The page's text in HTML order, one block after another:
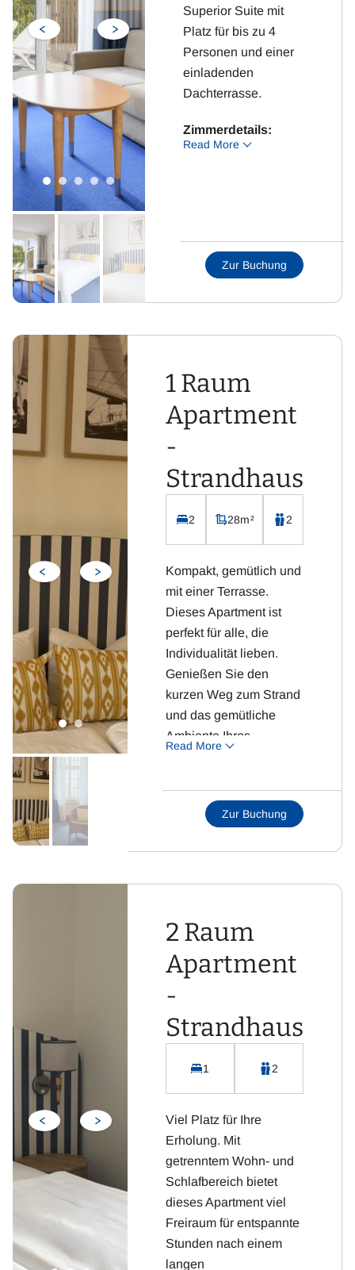
Superior Suite mit
Platz für bis zu 4
Personen und einer
einladenden
Dachterrasse.
Zimmerdetails:
Essbereich
Badezimmer mit WC
mit Sat-TV
Read More
Zur Buchung
1 Raum
Apartment
-
Strandhaus
2 28m² 2
Kompakt, gemütlich und
mit einer Terrasse.
Dieses Apartment ist
perfekt für alle, die
Individualität lieben.
Genießen Sie den
kurzen Weg zum Strand
und das gemütliche
Ambiente Ihres
Zimmerdetails:
1 Schlafzimmer mit
Doppelbett
Dusche
Flachbild-Fernseher mit
Sat-TV
Integrierte Küchenzeile
inklusive Kühlschrank,
Kaffeemaschine,
Terrasse
Highlight: Direkte Lage
an der
Strandpromenade und
Aussicht zum Meer.
Read More
Zur Buchung
2 Raum
Apartment
-
Strandhaus
1 2
Viel Platz für Ihre
Erholung. Mit
getrenntem Wohn- und
Schlafbereich bietet
dieses Apartment viel
Freiraum für entspannte
Stunden nach einem
langen